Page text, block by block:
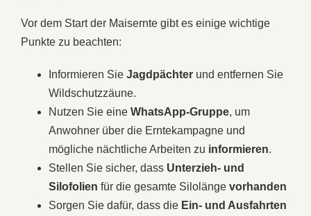
Vor dem Start der Maisernte gibt es einige wichtige
Punkte zu beachten:
Informieren Sie Jagdpächter und entfernen Sie
Wildschutzzäune.
Nutzen Sie eine WhatsApp-Gruppe, um
Anwohner über die Erntekampagne und
mögliche nächtliche Arbeiten zu informieren.
Stellen Sie sicher, dass Unterzieh- und
Silofolien für die gesamte Silolänge vorhanden
Sorgen Sie dafür, dass die Ein- und Ausfahrten